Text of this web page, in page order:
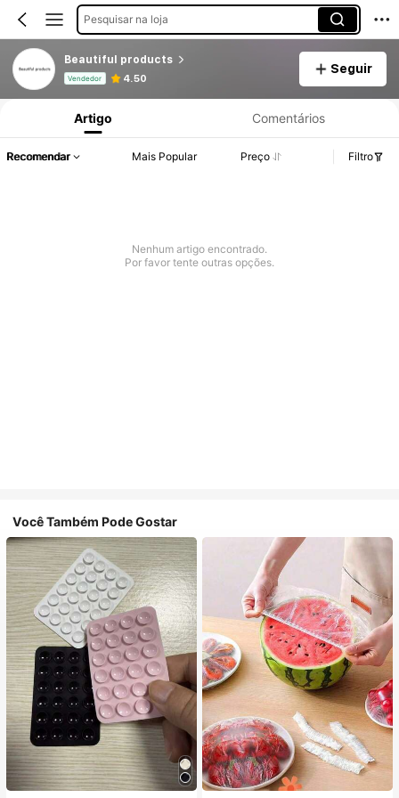
Pesquisar na loja
Beautiful products
Vendedor 4.50
Seguir
Informações do Produto: Divulgação de Preço, Vendas e Detalhes de Stock.
Artigo Comentários
Recomendar Mais Popular Preço Filtro
Nenhum artigo encontrado.
Por favor tente outras opções.
Você Também Pode Gostar